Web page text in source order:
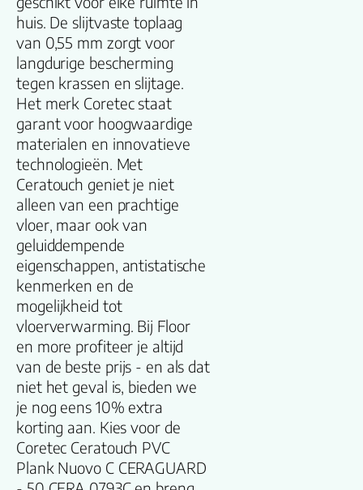
huis. De slijtvaste toplaag
van 0,55 mm zorgt voor
langdurige bescherming
tegen krassen en slijtage.
Het merk Coretec staat
garant voor hoogwaardige
materialen en innovatieve
technologieën. Met
Ceratouch geniet je niet
alleen van een prachtige
vloer, maar ook van
geluiddempende
eigenschappen, antistatische
kenmerken en de
mogelijkheid tot
vloerverwarming. Bij Floor
en more profiteer je altijd
van de beste prijs - en als dat
niet het geval is, bieden we
je nog eens 10% extra
korting aan. Kies voor de
Coretec Ceratouch PVC
Plank Nuovo C CERAGUARD